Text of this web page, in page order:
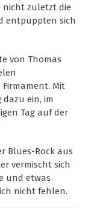
nicht zuletzt die
entpuppten sich
von Thomas
Mit
ein, im
Tag auf der
Blues-Rock aus
vermischt sich
und etwas
nicht fehlen.